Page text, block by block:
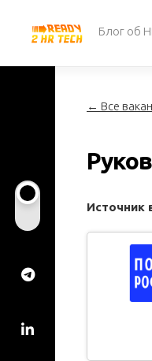
содержанию
Блог об
← Все
Источник